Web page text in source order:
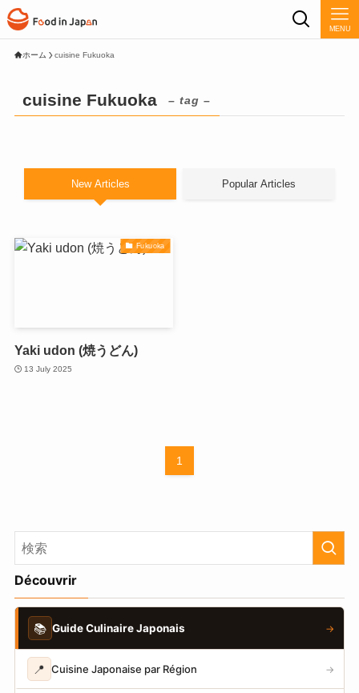
MENU
ホーム cuisine Fukuoka
cuisine Fukuoka – tag –
New Articles Popular Articles
Fukuoka
Yaki udon (焼うどん)
13 July 2025
1
Découvrir
📚 Guide Culinaire Japonais →
📍 Cuisine Japonaise par Région →